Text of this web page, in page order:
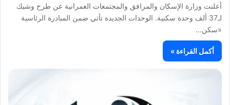
أعلنت وزارة الإسكان والمرافق والمجتمعات العمرانية عن طرح وشيك
لـ37 ألف وحدة سكنية. الوحدات الجديدة تأتي ضمن المبادرة الرئاسية
«سكن…
أكمل القراءة »